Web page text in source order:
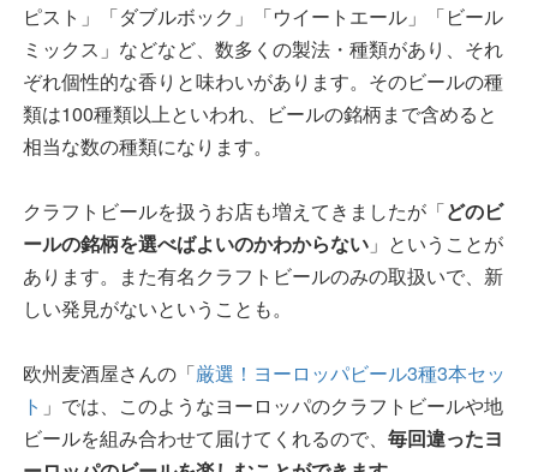
ピスト」「ダブルボック」「ウイートエール」「ビール
ミックス」などなど、数多くの製法・種類があり、それ
ぞれ個性的な香りと味わいがあります。そのビールの種
類は100種類以上といわれ、ビールの銘柄まで含めると
相当な数の種類になります。
クラフトビールを扱うお店も増えてきましたが「どのビ
ールの銘柄を選べばよいのかわからない 」ということが
あります。また有名クラフトビールのみの取扱いで、新
しい発見がないということも。
欧州麦酒屋さんの「厳選！ヨーロッパビール3種3本セッ
ト 」では、このようなヨーロッパのクラフトビールや地
ビールを組み合わせて届けてくれるので、 毎回違ったヨ